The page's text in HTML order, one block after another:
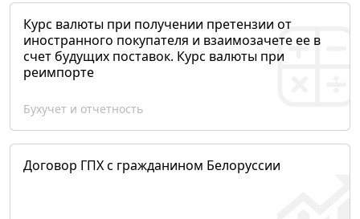
Курс валюты при получении претензии от
иностранного покупателя и взаимозачете ее в
счет будущих поставок. Курс валюты при
реимпорте
Бухучет и отчетность
Договор ГПХ с гражданином Белоруссии